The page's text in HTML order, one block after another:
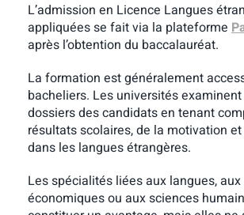
L’admission en Licence Langues
appliquées se fait via la plateforme
après l’obtention du baccalauréat.
La formation est généralement
bacheliers. Les universités
dossiers des candidats en tenant
résultats scolaires, de la motivation
dans les langues étrangères.
Les spécialités liées aux langues,
économiques ou aux sciences